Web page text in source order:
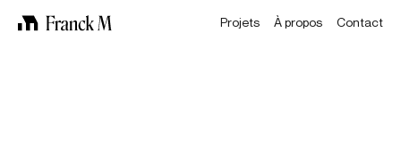
Projets À propos Contact